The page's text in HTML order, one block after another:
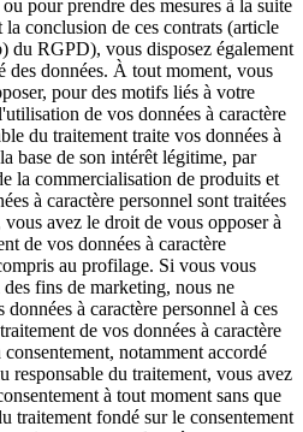
pour prendre des mesures à la suite
la conclusion de ces contrats (article
du RGPD), vous disposez également
des données. À tout moment, vous
pour des motifs liés à votre
de vos données à caractère
du traitement traite vos données à
base de son intérêt légitime, par
la commercialisation de produits et
à caractère personnel sont traitées
avez le droit de vous opposer à
de vos données à caractère
au profilage. Si vous vous
fins de marketing, nous ne
à caractère personnel à ces
de vos données à caractère
notamment accordé
responsable du traitement, vous avez
à tout moment sans que
traitement fondé sur le consentement